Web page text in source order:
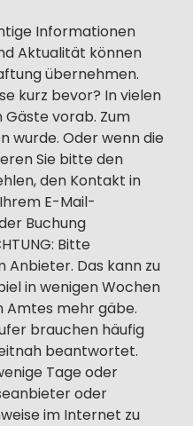
Informationen
Aktualität können
übernehmen.
kurz bevor? In vielen
vorab. Zum
wurde. Oder wenn die
Sie bitte den
den Kontakt in
E-Mail-
Buchung
Bitte
Anbieter. Das kann zu
in wenigen Wochen
Amtes mehr gäbe.
brauchen häufig
beantwortet.
Tage oder
oder
im Internet zu